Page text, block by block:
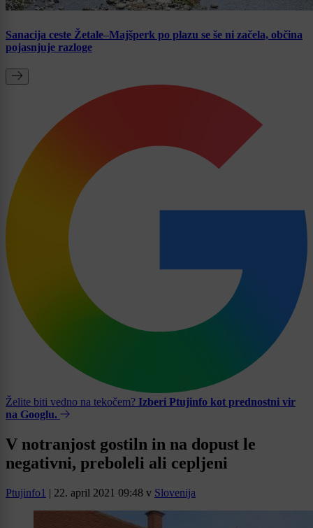
Sanacija ceste Žetale–Majšperk po plazu se še ni začela, občina
pojasnjuje razloge
Želite biti vedno na tekočem? Izberi Ptujinfo kot prednostni vir
na Googlu.
V notranjost gostiln in na dopust le
negativni, preboleli ali cepljeni
Ptujinfo1 | 22. april 2021 09:48 v Slovenija